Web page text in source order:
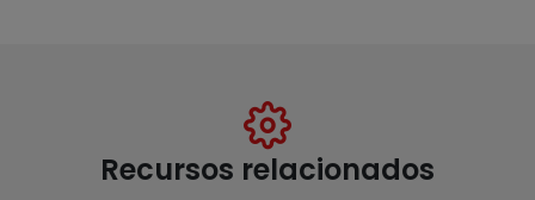
Recursos relacionados